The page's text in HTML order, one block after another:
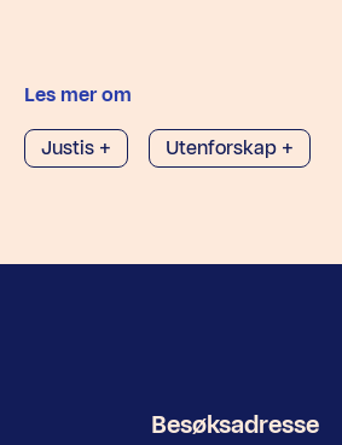
Les mer om
Justis + Utenforskap +
Besøksadresse